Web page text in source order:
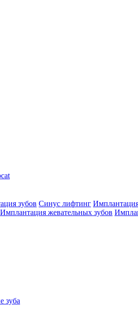
зубов Синус лифтинг
Имплантация жевательных зубов
зуба